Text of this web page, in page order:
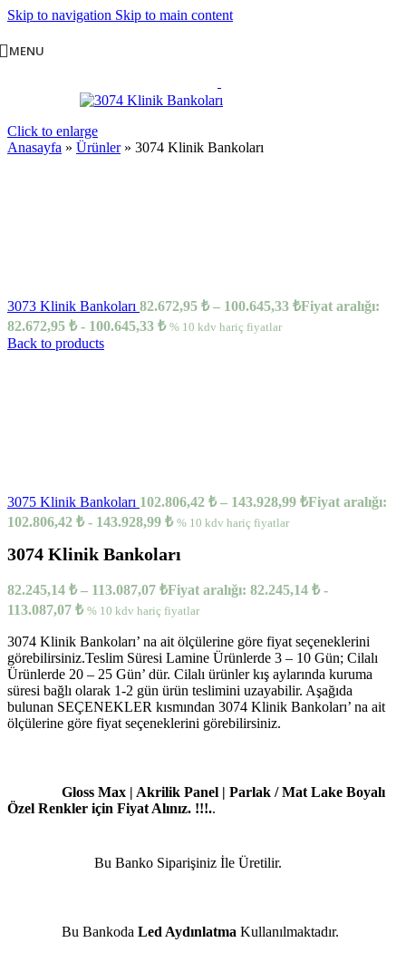
Skip to navigation Skip to main content
MENU
Click to enlarge
Anasayfa » Ürünler» 3074 Klinik Bankoları
3073 Klinik Bankoları 82.672,95 ₺ – 100.645,33 ₺Fiyat aralığı:
82.672,95 ₺ - 100.645,33 ₺ % 10 kdv hariç fiyatlar
Back to products
3075 Klinik Bankoları 102.806,42 ₺ – 143.928,99 ₺Fiyat aralığı:
102.806,42 ₺ - 143.928,99 ₺ % 10 kdv hariç fiyatlar
3074 Klinik Bankoları
82.245,14 ₺ – 113.087,07 ₺Fiyat aralığı: 82.245,14 ₺ -
113.087,07 ₺ % 10 kdv hariç fiyatlar
3074 Klinik Bankoları’ na ait ölçülerine göre fiyat seçeneklerini
görebilirsiniz.Teslim Süresi Lamine Ürünlerde 3 – 10 Gün; Cilalı
Ürünlerde 20 – 25 Gün’ dür. Cilalı ürünler kış aylarında kuruma
süresi bağlı olarak 1-2 gün ürün teslimini uzayabilir. Aşağıda
bulunan SEÇENEKLER kısmından 3074 Klinik Bankoları’ na ait
ölçülerine göre fiyat seçeneklerini görebilirsiniz.
Gloss Max | Akrilik Panel | Parlak / Mat Lake Boyalı
Özel Renkler için Fiyat Alınız. !!!..
Bu Banko Siparişiniz İle Üretilir.
Bu Bankoda Led Aydınlatma Kullanılmaktadır.